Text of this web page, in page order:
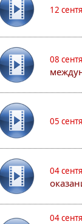
12
08
05
04
04